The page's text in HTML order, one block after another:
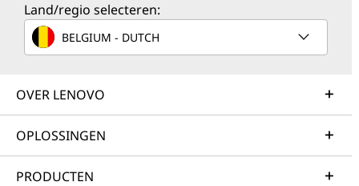
Land/regio selecteren:
BELGIUM - DUTCH
OVER LENOVO
OPLOSSINGEN
PRODUCTEN